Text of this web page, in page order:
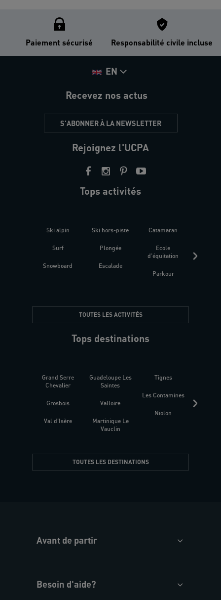
Paiement sécurisé Responsabilité civile incluse
EN
Recevez nos actus
S'ABONNER À LA NEWSLETTER
Rejoignez l'UCPA
Tops activités
Ski alpin
Surf
Snowboard
Ski hors-piste
Plongée
Escalade
Catamaran
Ecole
d'équitation
Parkour
TOUTES LES ACTIVITÉS
Tops destinations
Grand Serre
Chevalier
Grosbois
Val d'Isère
Guadeloupe Les
Saintes
Valloire
Martinique Le
Vauclin
Tignes
Les Contamines
Niolon
TOUTES LES DESTINATIONS
Avant de partir
Besoin d'aide?